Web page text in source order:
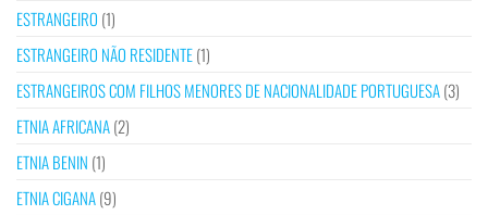
ESTRANGEIRO (1)
ESTRANGEIRO NÃO RESIDENTE(1)
ESTRANGEIROS COM FILHOS MENORES DE NACIONALIDADE PORTUGUESA(3)
ETNIA AFRICANA(2)
ETNIA BENIN (1)
ETNIA CIGANA(9)